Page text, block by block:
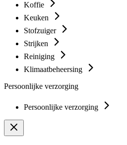
Koffie
Keuken
Stofzuiger
Strijken
Reiniging
Klimaatbeheersing
Persoonlijke verzorging
Persoonlijke verzorging